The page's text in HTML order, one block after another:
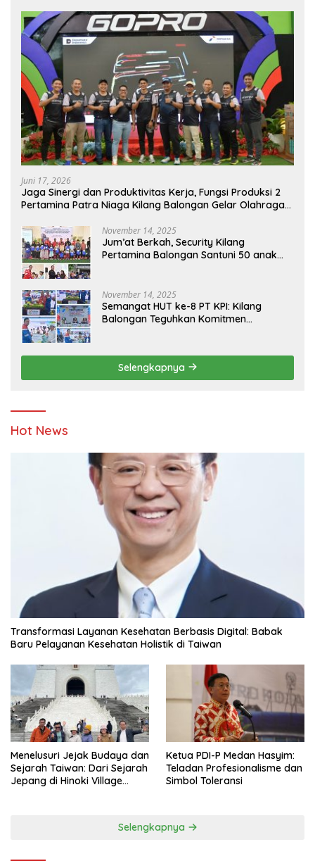
Juni 17, 2026
Jaga Sinergi dan Produktivitas Kerja, Fungsi Produksi 2
Pertamina Patra Niaga Kilang Balongan Gelar Olahraga
November 14, 2025
Jum’at Berkah, Security Kilang
Pertamina Balongan Santuni 50 anak
November 14, 2025
Semangat HUT ke-8 PT KPI: Kilang
Balongan Teguhkan Komitmen
Pendidikan
Selengkapnya
Hot News
Transformasi Layanan Kesehatan Berbasis Digital: Babak
Baru Pelayanan Kesehatan Holistik di Taiwan
Menelusuri Jejak Budaya dan
Sejarah Taiwan: Dari Sejarah
Jepang di Hinoki Village
Ketua PDI-P Medan Hasyim:
Teladan Profesionalisme dan
Simbol Toleransi
Selengkapnya